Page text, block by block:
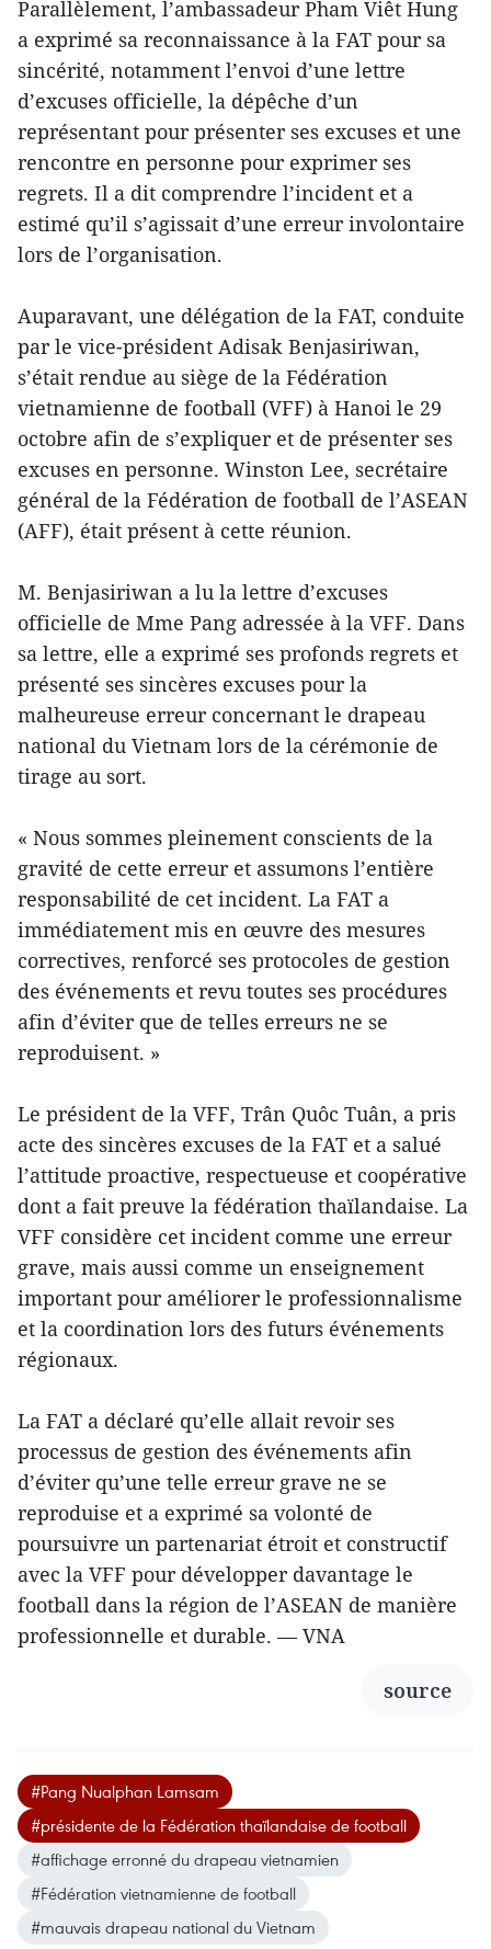
Parallèlement, l’ambassadeur Pham Viêt Hung
a exprimé sa reconnaissance à la FAT pour sa
sincérité, notamment l’envoi d’une lettre
d’excuses officielle, la dépêche d’un
représentant pour présenter ses excuses et une
rencontre en personne pour exprimer ses
regrets. Il a dit comprendre l’incident et a
estimé qu’il s’agissait d’une erreur involontaire
lors de l’organisation.
Auparavant, une délégation de la FAT, conduite
par le vice-président Adisak Benjasiriwan,
s’était rendue au siège de la Fédération
vietnamienne de football (VFF) à Hanoi le 29
octobre afin de s’expliquer et de présenter ses
excuses en personne. Winston Lee, secrétaire
général de la Fédération de football de l’ASEAN
(AFF), était présent à cette réunion.
M. Benjasiriwan a lu la lettre d’excuses
officielle de Mme Pang adressée à la VFF. Dans
sa lettre, elle a exprimé ses profonds regrets et
présenté ses sincères excuses pour la
malheureuse erreur concernant le drapeau
national du Vietnam lors de la cérémonie de
tirage au sort.
« Nous sommes pleinement conscients de la
gravité de cette erreur et assumons l’entière
responsabilité de cet incident. La FAT a
immédiatement mis en œuvre des mesures
correctives, renforcé ses protocoles de gestion
des événements et revu toutes ses procédures
afin d’éviter que de telles erreurs ne se
reproduisent. »
Le président de la VFF, Trân Quôc Tuân, a pris
acte des sincères excuses de la FAT et a salué
l’attitude proactive, respectueuse et coopérative
dont a fait preuve la fédération thaïlandaise. La
VFF considère cet incident comme une erreur
grave, mais aussi comme un enseignement
important pour améliorer le professionnalisme
et la coordination lors des futurs événements
régionaux.
La FAT a déclaré qu’elle allait revoir ses
processus de gestion des événements afin
d’éviter qu’une telle erreur grave ne se
reproduise et a exprimé sa volonté de
poursuivre un partenariat étroit et constructif
avec la VFF pour développer davantage le
football dans la région de l’ASEAN de manière
professionnelle et durable. — VNA
source
#Pang Nualphan Lamsam
#présidente de la Fédération thaïlandaise de football
#affichage erronné du drapeau vietnamien
#Fédération vietnamienne de football
#mauvais drapeau national du Vietnam